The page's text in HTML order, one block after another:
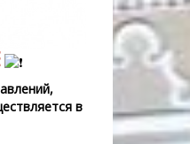
в